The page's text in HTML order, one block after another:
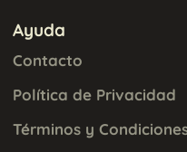
Ayuda
Contacto
Política de Privacidad
Términos y